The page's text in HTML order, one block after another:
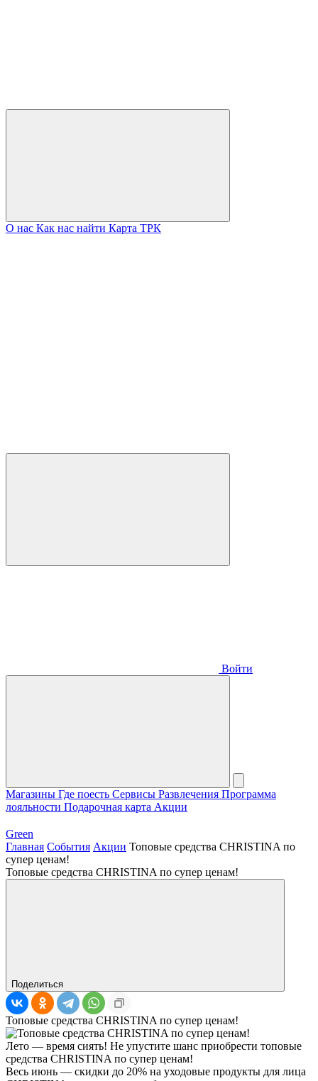
О нас Как нас найти Карта ТРК
Войти
Магазины Где поесть Сервисы Развлечения Программа
лояльности Подарочная карта Акции
Green
Главная События Акции Топовые средства CHRISTINA по
супер ценам!
Топовые средства CHRISTINA по супер ценам!
Поделиться
Топовые средства CHRISTINA по супер ценам!
Лето — время сиять! Не упустите шанс приобрести топовые
средства CHRISTINA по супер ценам!
Весь июнь — скидки до 20% на уходовые продукты для лица